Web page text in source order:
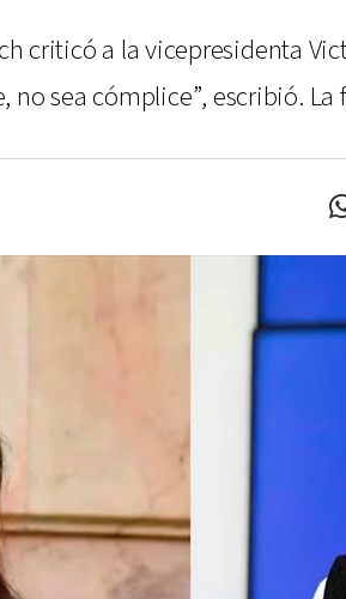
criticó a la vicepresidenta
no sea cómplice”, escribió. La